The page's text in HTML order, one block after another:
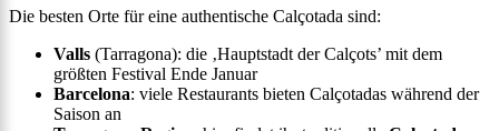
Die besten Orte für eine authentische Calçotada sind:
Valls (Tarragona): die ‚Hauptstadt der Calçots’ mit dem
größten Festival Ende Januar
Barcelona: viele Restaurants bieten Calçotadas während der
Saison an